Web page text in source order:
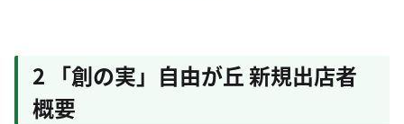
2 「創の実」自由が丘 新規出店者
概要